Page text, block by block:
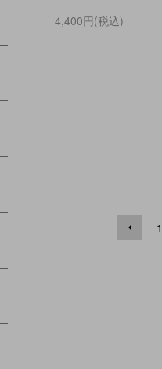
4,400円(税込)
1